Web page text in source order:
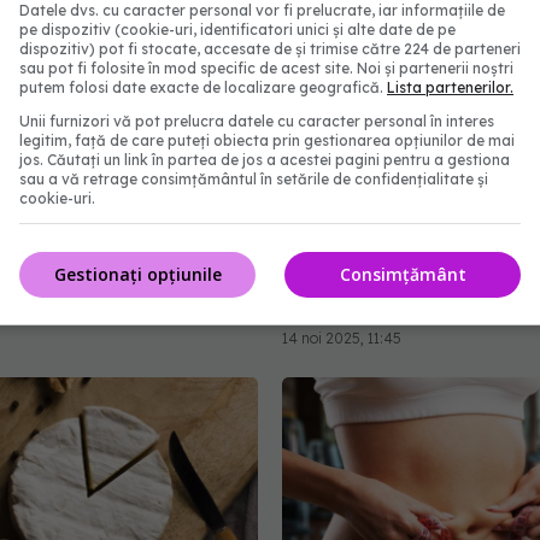
fără efect
în plus
EXCLUSIV 6 greșeli
Postul Crăciunului. Dr.
Alexandrescu vine cu
14 noi 2025, 11:45
Datele dvs. cu caracter personal vor fi prelucrate, iar informațiile de
pe dispozitiv (cookie-uri, identificatori unici și alte date de pe
dispozitiv) pot fi stocate, accesate de și trimise către 224 de parteneri
sau pot fi folosite în mod specific de acest site. Noi și partenerii noștri
putem folosi date exacte de localizare geografică. Lista partenerilor.
Unii furnizori vă pot prelucra datele cu caracter personal în interes
legitim, față de care puteți obiecta prin gestionarea opțiunilor de mai
jos. Căutați un link în partea de jos a acestei pagini pentru a gestiona
sau a vă retrage consimțământul în setările de confidențialitate și
cookie-uri.
Consimțământ
Gestionați opțiunile